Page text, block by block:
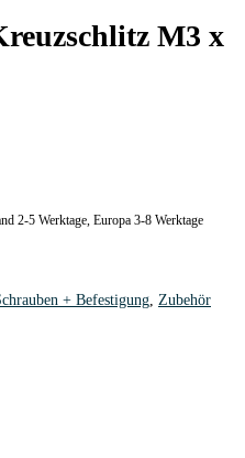
M3 x
2-5 Werktage, Europa 3-8 Werktage
+ Befestigung Zubehör